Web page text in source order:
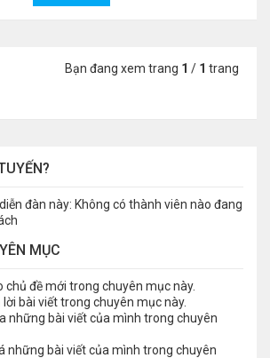
Bạn đang xem trang 1 / 1 trang
đàn này: Không có thành viên nào đang
MỤC
chủ đề mới trong chuyên mục này.
lời bài viết trong chuyên mục này.
những bài viết của mình trong chuyên
những bài viết của mình trong chuyên